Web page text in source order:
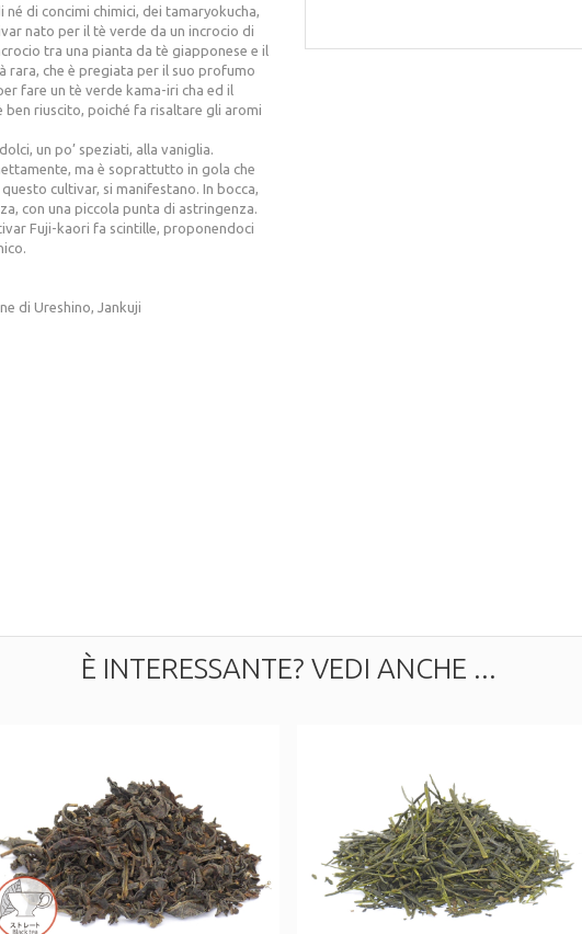
di concimi chimici, dei tamaryokucha,
nato per il tè verde da un incrocio di
tra una pianta da tè giapponese e il
rara, che è pregiata per il suo profumo
fare un tè verde kama-iri cha ed il
riuscito, poiché fa risaltare gli aromi
un po’ speziati, alla vaniglia.
ma è soprattutto in gola che
cultivar, si manifestano. In bocca,
con una piccola punta di astringenza.
Fuji-kaori fa scintille, proponendoci
di Ureshino, Jankuji
È INTERESSANTE? VEDI ANCHE ...